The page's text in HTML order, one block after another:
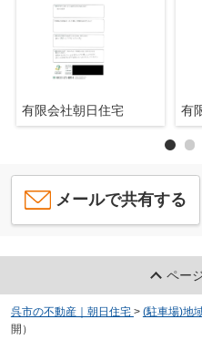
有限会社朝日住宅 有
メールで共有する
ペー
呉市の不動産｜朝日住宅 > (駐車場)地
開）